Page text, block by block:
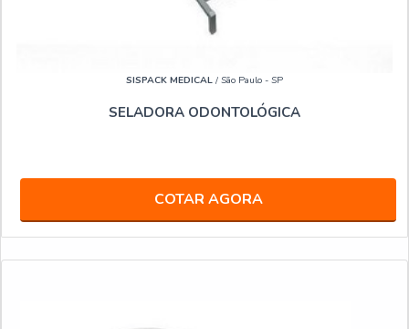
SISPACK MEDICAL / São Paulo - SP
SELADORA ODONTOLÓGICA
COTAR AGORA